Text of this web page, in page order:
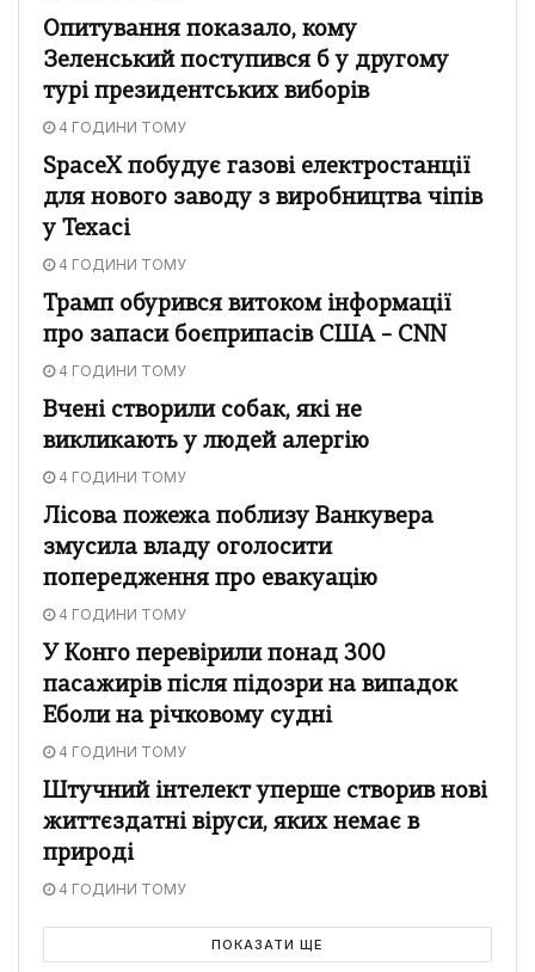
Опитування показало, кому
Зеленський поступився б у другому
турі президентських виборів
4 ГОДИНИ ТОМУ
SpaceX побудує газові електростанції
для нового заводу з виробництва чіпів
у Техасі
4 ГОДИНИ ТОМУ
Трамп обурився витоком інформації
про запаси боєприпасів США – CNN
4 ГОДИНИ ТОМУ
Вчені створили собак, які не
викликають у людей алергію
4 ГОДИНИ ТОМУ
Лісова пожежа поблизу Ванкувера
змусила владу оголосити
попередження про евакуацію
4 ГОДИНИ ТОМУ
У Конго перевірили понад 300
пасажирів після підозри на випадок
Еболи на річковому судні
4 ГОДИНИ ТОМУ
Штучний інтелект уперше створив нові
життєздатні віруси, яких немає в
природі
4 ГОДИНИ ТОМУ
ПОКАЗАТИ ЩЕ